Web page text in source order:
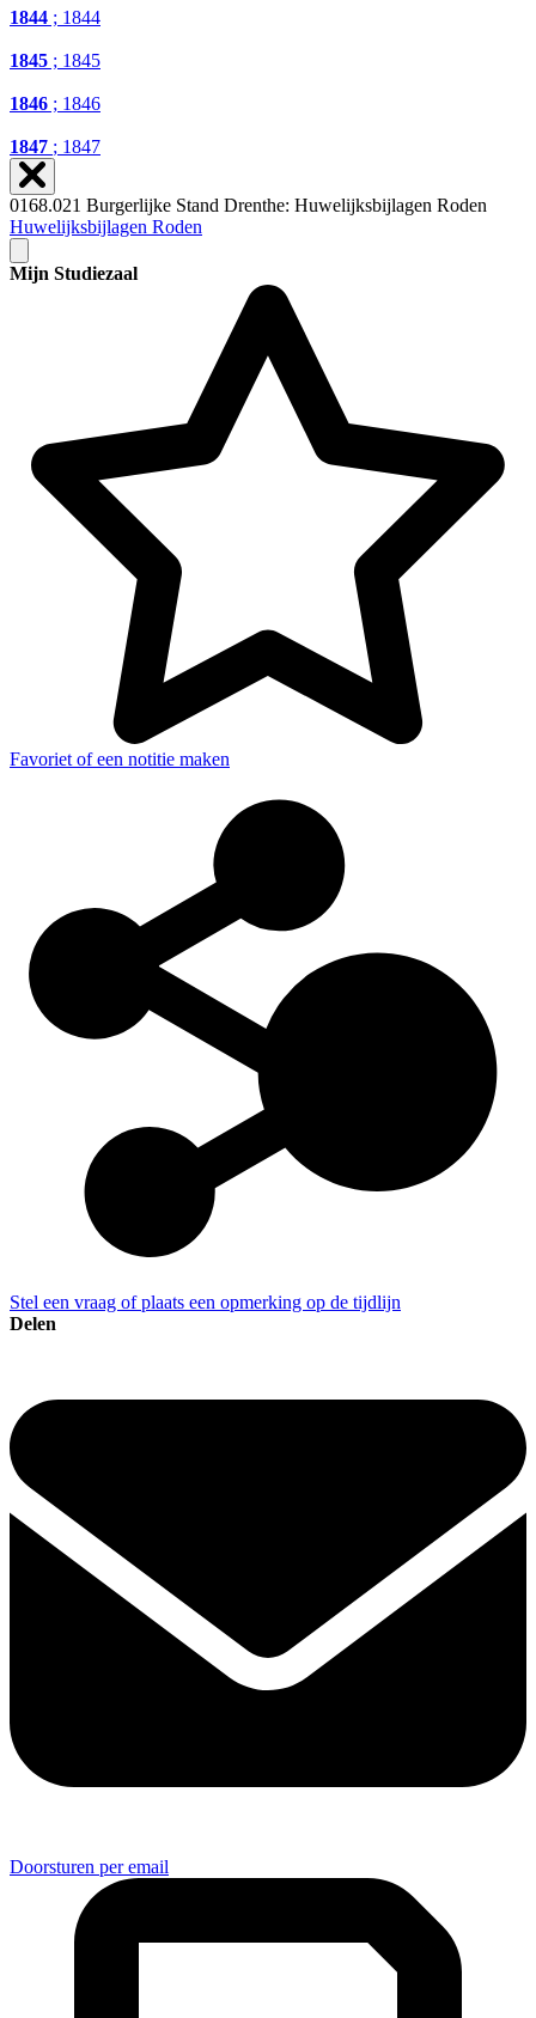
1844 ; 1844
1845 ; 1845
1846 ; 1846
1847 ; 1847
0168.021 Burgerlijke Stand Drenthe: Huwelijksbijlagen Roden
Huwelijksbijlagen Roden
Mijn Studiezaal
Favoriet of een notitie maken
Stel een vraag of plaats een opmerking op de tijdlijn
Delen
Doorsturen per email